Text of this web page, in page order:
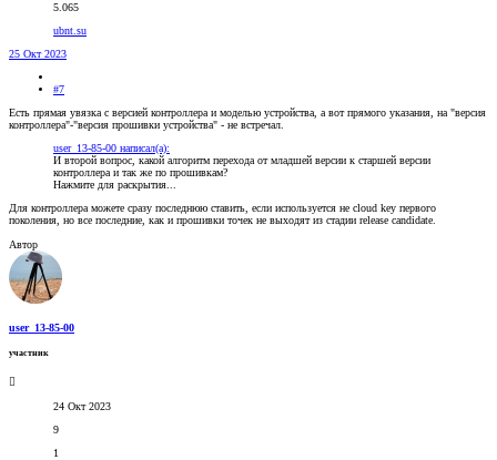
5.065
ubnt.su
25 Окт 2023
#7
Есть прямая увязка с версией контроллера и моделью устройства, а вот прямого указания, на "версия
контроллера"-"версия прошивки устройства" - не встречал.
user_13-85-00 написал(а):
И второй вопрос, какой алгоритм перехода от младшей версии к старшей версии
контроллера и так же по прошивкам?
Нажмите для раскрытия...
Для контроллера можете сразу последнюю ставить, если используется не cloud key первого
поколения, но все последние, как и прошивки точек не выходят из стадии release candidate.
Автор
user_13-85-00
участник
24 Окт 2023
9
1